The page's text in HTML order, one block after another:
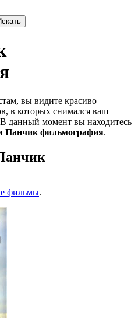
вы видите красиво
в которых снимался ваш
данный момент вы находитесь
Панчик фильмография.
фильмы.